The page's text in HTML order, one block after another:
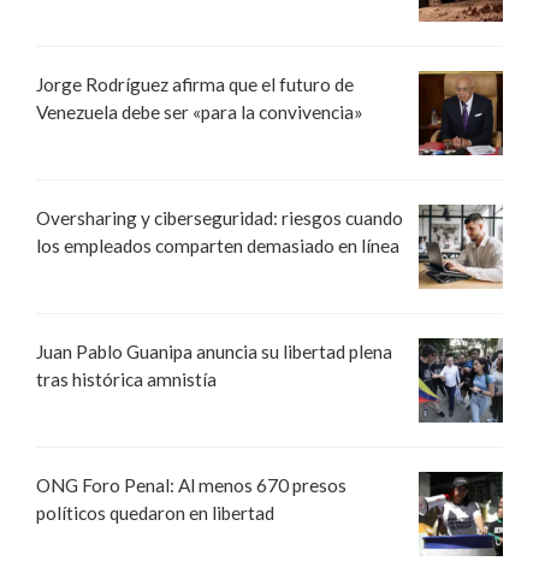
Jorge Rodríguez afirma que el futuro de
Venezuela debe ser «para la convivencia»
Oversharing y ciberseguridad: riesgos cuando
los empleados comparten demasiado en línea
Juan Pablo Guanipa anuncia su libertad plena
tras histórica amnistía
ONG Foro Penal: Al menos 670 presos
políticos quedaron en libertad